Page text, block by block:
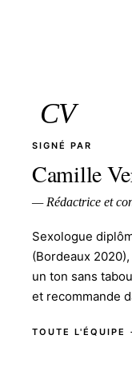
CV
SIGNÉ PAR
Camille
— Rédactrice et
Sexologue
(Bordeaux
un ton sans
et recommande
TOUTE L'ÉQUIPE